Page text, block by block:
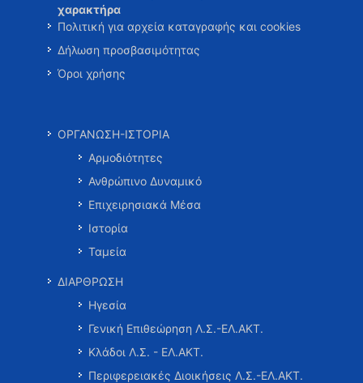
χαρακτήρα
Πολιτική για αρχεία καταγραφής και cookies
Δήλωση προσβασιμότητας
Όροι χρήσης
ΟΡΓΑΝΩΣΗ-ΙΣΤΟΡΙΑ
Αρμοδιότητες
Ανθρώπινο Δυναμικό
Επιχειρησιακά Μέσα
Ιστορία
Ταμεία
ΔΙΑΡΘΡΩΣΗ
Ηγεσία
Γενική Επιθεώρηση Λ.Σ.-ΕΛ.ΑΚΤ.
Κλάδοι Λ.Σ. - ΕΛ.ΑΚΤ.
Περιφερειακές Διοικήσεις Λ.Σ.-ΕΛ.ΑΚΤ.